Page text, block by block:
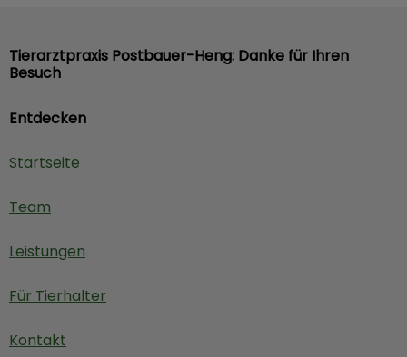
Entdecken
Startseite
Team
Leistungen
Für Tierhalter
Kontakt
Tierarztpraxis Postbauer-Heng: Danke für Ihren
Besuch